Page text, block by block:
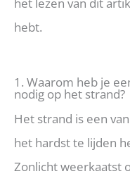
hebt.
1. Waarom heb je
nodig op het strand?
Het strand is een
het hardst te lijden
Zonlicht weerkaatst